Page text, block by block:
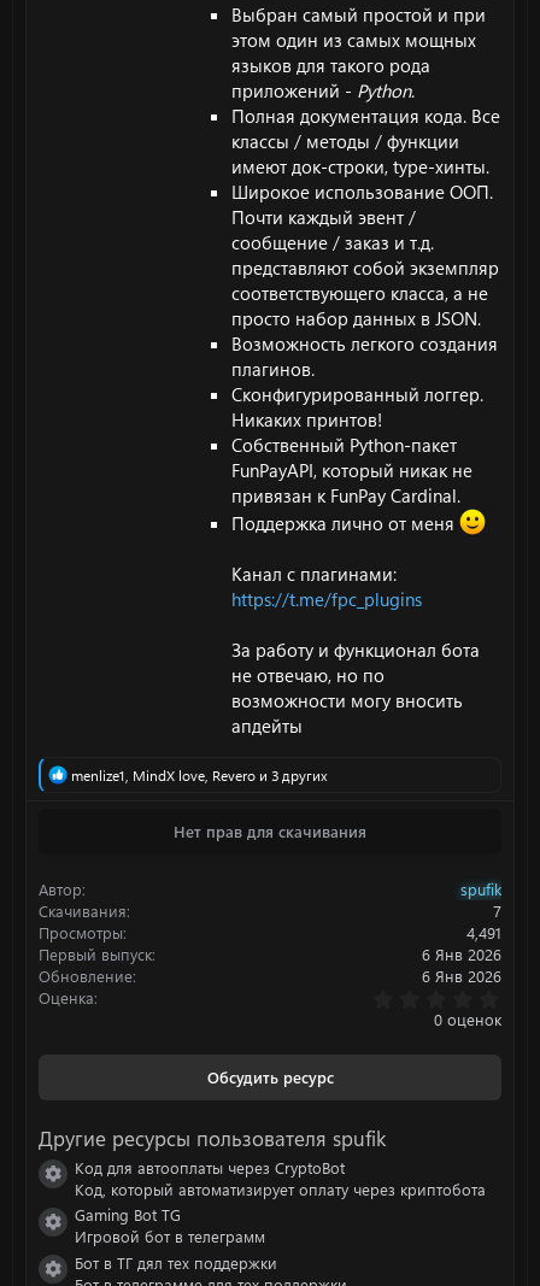
Выбран самый простой и при
этом один из самых мощных
языков для такого рода
приложений - Python.
Полная документация кода. Все
классы / методы / функции
имеют док-строки, type-хинты.
Широкое использование ООП.
Почти каждый эвент /
сообщение / заказ и т.д.
представляют собой экземпляр
соответствующего класса, а не
просто набор данных в JSON.
Возможность легкого создания
плагинов.
Сконфигурированный логгер.
Никаких принтов!
Собственный Python-пакет
FunPayAPI, который никак не
привязан к FunPay Cardinal.
Поддержка лично от меня
Канал с плагинами:
https://t.me/fpc_plugins
За работу и функционал бота
не отвечаю, но по
возможности могу вносить
апдейты
Р
и
:
menlize1 MindX love Revero и 3 других
Нет прав для скачивания
Автор
spufik
Скачивания
7
Просмотры
4,491
Первый выпуск
6 Янв 2026
Обновление
6 Янв 2026
Оценка
.
0
0 оценок
Обсудить ресурс
Другие ресурсы пользователя spufik
Иконка ресурса
Код для автооплаты через CryptoBot
Код, который автоматизирует оплату через криптобота
Иконка ресурса
Gaming Bot TG
Игровой бот в телеграмм
Иконка ресурса
Бот в ТГ дял тех поддержки